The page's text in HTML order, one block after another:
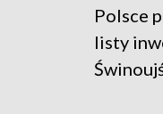
Polsce
listy